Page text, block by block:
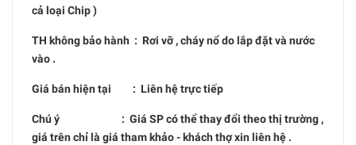
cả loại Chip )
TH không bảo hành : Rơi vỡ , cháy nổ do lắp đặt và nước
vào .
Giá bán hiện tại : Liên hệ trực tiếp
Chú ý : Giá SP có thể thay đổi theo thị trường ,
giá trên chỉ là giá tham khảo - khách thợ xin liên hệ .